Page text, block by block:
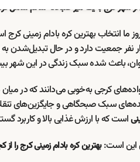
ما انتخاب بهترین کره بادام زمینی
و ۵۰۰ هزار نفر جمعیت دارد و در حال
باعث شده سبک زندگی در این شهر
کرجی به‌خوبی می‌دانند که در
سبک صبحگاهی و جایگزین‌های
است که با ارزش غذایی بالا و کاربرد
این است:بهترین کره بادام زمینی کرج را از